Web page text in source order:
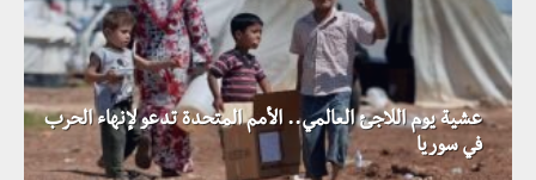
عشية يوم اللاجئ العالمي.. الأمم المتحدة تدعو لإنهاء الحرب
في سوريا